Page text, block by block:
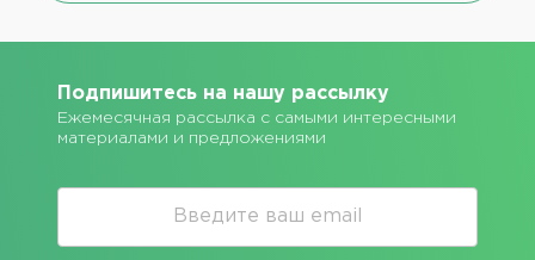
Подпишитесь на нашу рассылку
Ежемесячная рассылка с самыми интересными
материалами и предложениями